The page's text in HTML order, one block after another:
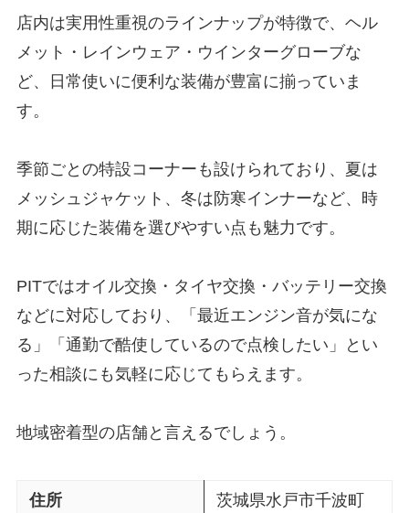
店内は実用性重視のラインナップが特徴で、ヘル
メット・レインウェア・ウインターグローブな
ど、日常使いに便利な装備が豊富に揃っていま
す。
季節ごとの特設コーナーも設けられており、夏は
メッシュジャケット、冬は防寒インナーなど、時
期に応じた装備を選びやすい点も魅力です。
PITではオイル交換・タイヤ交換・バッテリー交換
などに対応しており、「最近エンジン音が気にな
る」「通勤で酷使しているので点検したい」とい
った相談にも気軽に応じてもらえます。
地域密着型の店舗と言えるでしょう。
住所
茨城県水戸市千波町